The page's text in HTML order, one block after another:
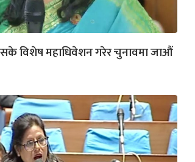
विशेष महाधिवेशन गरेर चुनावमा जाऔं